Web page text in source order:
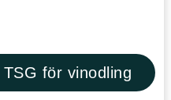
för vinodling